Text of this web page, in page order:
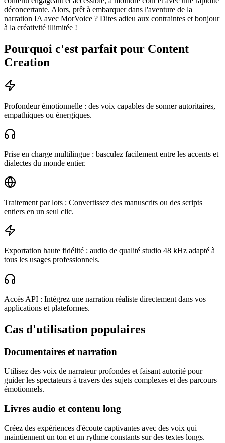
déconcertante. Alors, prêt à embarquer dans l'aventure de la
narration IA avec MorVoice ? Dites adieu aux contraintes et bonjour
à la créativité illimitée !
Pourquoi c'est parfait pour Content
Creation
Profondeur émotionnelle : des voix capables de sonner autoritaires,
empathiques ou énergiques.
Prise en charge multilingue : basculez facilement entre les accents et
dialectes du monde entier.
Traitement par lots : Convertissez des manuscrits ou des scripts
entiers en un seul clic.
Exportation haute fidélité : audio de qualité studio 48 kHz adapté à
tous les usages professionnels.
Accès API : Intégrez une narration réaliste directement dans vos
applications et plateformes.
Cas d'utilisation populaires
Documentaires et narration
Utilisez des voix de narrateur profondes et faisant autorité pour
guider les spectateurs à travers des sujets complexes et des parcours
émotionnels.
Livres audio et contenu long
Créez des expériences d'écoute captivantes avec des voix qui
maintiennent un ton et un rythme constants sur des textes longs.